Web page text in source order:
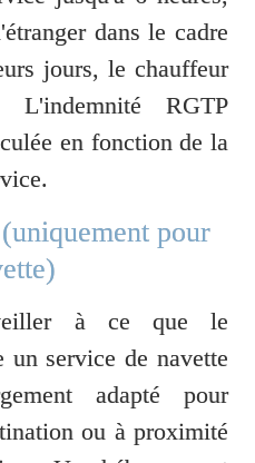
dans le cadre
jours, le chauffeur
RGTP
en fonction de la
pour
à ce que le
service de navette
adapté pour
ou à proximité